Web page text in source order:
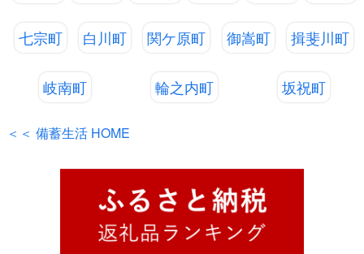
七宗町 白川町 関ケ原町 御嵩町 揖斐川町
岐南町 輪之内町 坂祝町
＜＜ 備蓄生活 HOME